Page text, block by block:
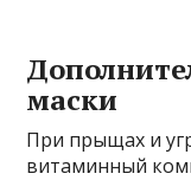
маски
При прыщах и
витаминный